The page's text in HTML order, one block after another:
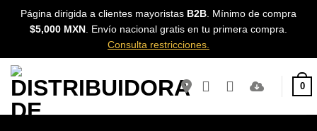
SkipPágina dirigida a clientes mayoristas B2B . Mínimo de compra
$5,000 MXN . Envío nacional gratis en tu primera compra.
Consulta restricciones.
0